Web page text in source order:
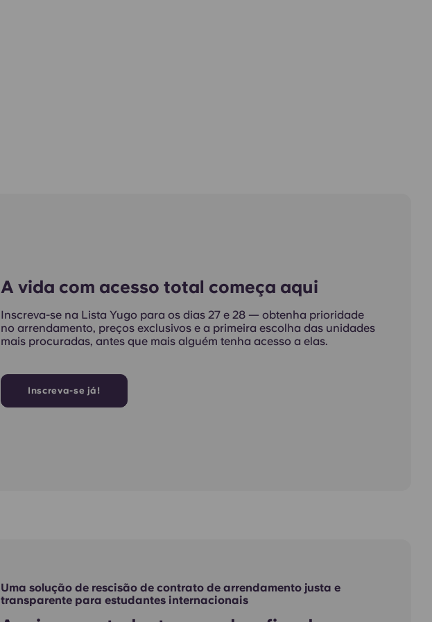
A vida com acesso total começa aqui
Inscreva-se na Lista Yugo para os dias 27 e 28 — obtenha prioridade
no arrendamento, preços exclusivos e a primeira escolha das unidades
mais procuradas, antes que mais alguém tenha acesso a elas.
Inscreva-se já!
Uma solução de rescisão de contrato de arrendamento justa e
transparente para estudantes internacionais